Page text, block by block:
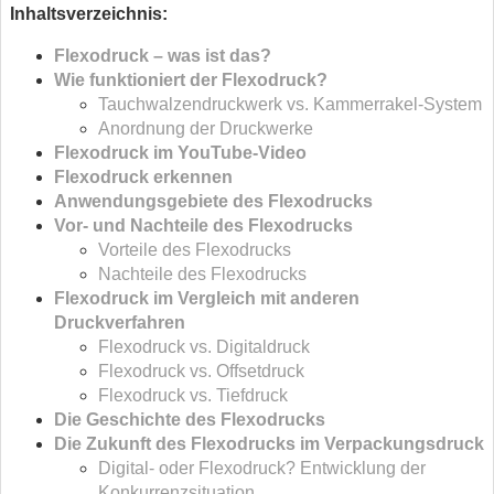
Inhaltsverzeichnis:
Flexodruck – was ist das?
Wie funktioniert der Flexodruck?
Tauchwalzendruckwerk vs. Kammerrakel-System
Anordnung der Druckwerke
Flexodruck im YouTube-Video
Flexodruck erkennen
Anwendungsgebiete des Flexodrucks
Vor- und Nachteile des Flexodrucks
Vorteile des Flexodrucks
Nachteile des Flexodrucks
Flexodruck im Vergleich mit anderen
Druckverfahren
Flexodruck vs. Digitaldruck
Flexodruck vs. Offsetdruck
Flexodruck vs. Tiefdruck
Die Geschichte des Flexodrucks
Die Zukunft des Flexodrucks im Verpackungsdruck
Digital- oder Flexodruck? Entwicklung der